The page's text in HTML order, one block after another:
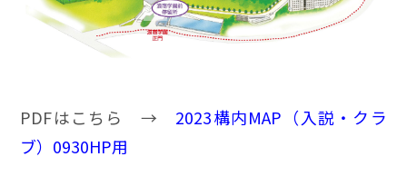
PDFはこちら → 2023構内MAP（入説・クラ
ブ）0930HP用